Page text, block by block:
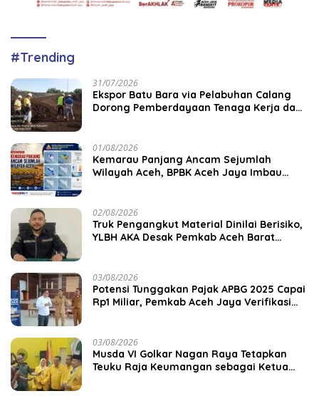
#Trending
31/07/2026
‎Ekspor Batu Bara via Pelabuhan Calang
Dorong Pemberdayaan Tenaga Kerja dan
01/08/2026
Kemarau Panjang Ancam Sejumlah
Wilayah Aceh, BPBK Aceh Jaya Imbau
02/08/2026
Truk Pengangkut Material Dinilai Berisiko,
YLBH AKA Desak Pemkab Aceh Barat
03/08/2026
Potensi Tunggakan Pajak APBG 2025 Capai
Rp1 Miliar, Pemkab Aceh Jaya Verifikasi
03/08/2026
Musda VI Golkar Nagan Raya Tetapkan
Teuku Raja Keumangan sebagai Ketua